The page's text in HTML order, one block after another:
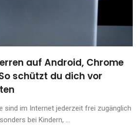
auf Android, Chrome
schützt du dich vor
sind im Internet jederzeit frei zugänglich
bei Kindern, ...